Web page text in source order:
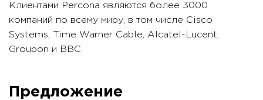
Клиентами Percona являются более 3000
компаний по всему миру, в том числе Cisco
Systems, Time Warner Cable, Alcatel-Lucent,
Groupon и BBC.
Предложение